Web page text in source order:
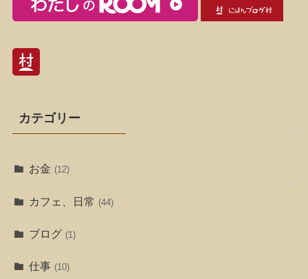
カテゴリー
お金 (12)
カフェ、日常 (44)
ブログ (1)
仕事 (10)